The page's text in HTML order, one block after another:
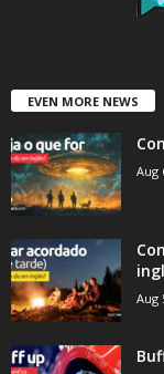
EVEN MORE NEWS
Aug
Aug